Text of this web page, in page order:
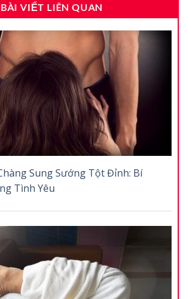
BÀI VIẾT LIÊN QUAN
Sung Sướng Tột Đỉnh: Bí
Tình Yêu